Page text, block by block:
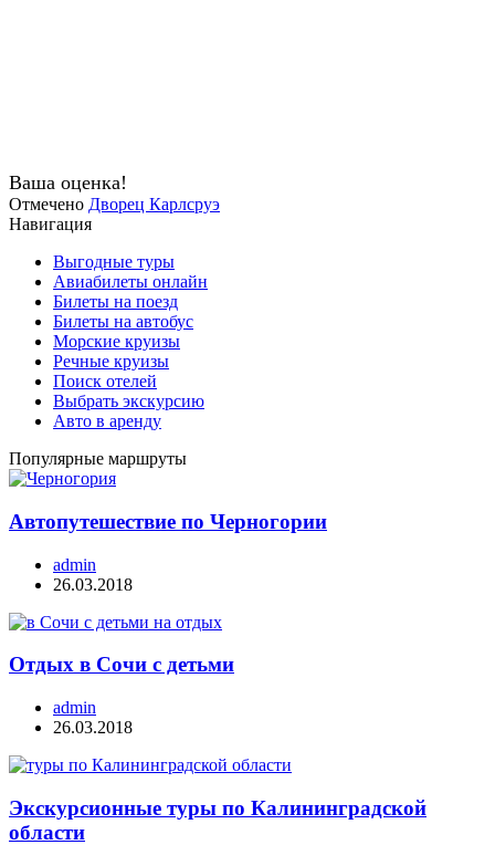
Ваша оценка!
Отмечено Дворец Карлсруэ
Навигация
Выгодные туры
Авиабилеты онлайн
Билеты на поезд
Билеты на автобус
Морские круизы
Речные круизы
Поиск отелей
Выбрать экскурсию
Авто в аренду
Популярные маршруты
Автопутешествие по Черногории
admin
26.03.2018
Отдых в Сочи с детьми
admin
26.03.2018
Экскурсионные туры по Калининградской
области